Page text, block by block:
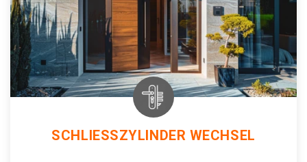
SCHLIESSZYLINDER WECHSEL